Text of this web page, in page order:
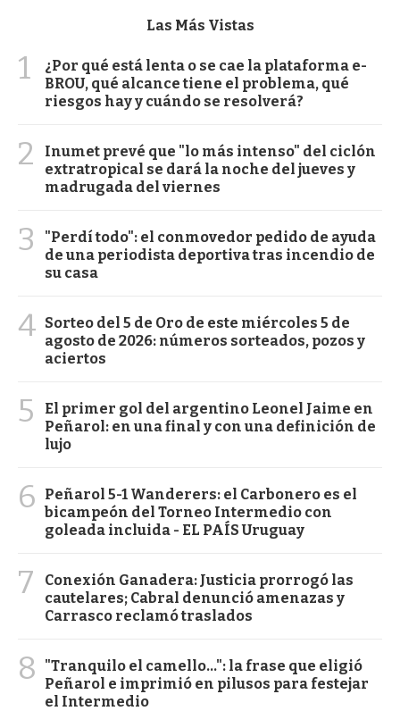
Las Más Vistas
1
¿Por qué está lenta o se cae la plataforma e-
BROU, qué alcance tiene el problema, qué
riesgos hay y cuándo se resolverá?
2
Inumet prevé que "lo más intenso" del ciclón
extratropical se dará la noche del jueves y
madrugada del viernes
3
"Perdí todo": el conmovedor pedido de ayuda
de una periodista deportiva tras incendio de
su casa
4 Sorteo del 5 de Oro de este miércoles 5 de
agosto de 2026: números sorteados, pozos y
aciertos
5
El primer gol del argentino Leonel Jaime en
Peñarol: en una final y con una definición de
lujo
6
Peñarol 5-1 Wanderers: el Carbonero es el
bicampeón del Torneo Intermedio con
goleada incluida - EL PAÍS Uruguay
7
Conexión Ganadera: Justicia prorrogó las
cautelares; Cabral denunció amenazas y
Carrasco reclamó traslados
8
"Tranquilo el camello...": la frase que eligió
Peñarol e imprimió en pilusos para festejar
el Intermedio